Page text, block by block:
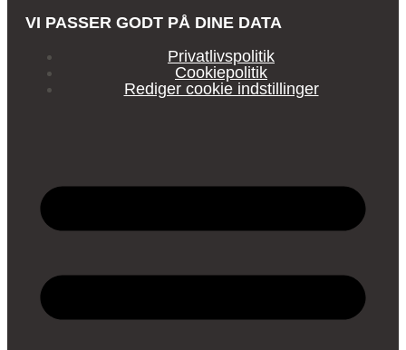
VI PASSER GODT PÅ DINE DATA
Privatlivspolitik
Cookiepolitik
Rediger cookie indstillinger